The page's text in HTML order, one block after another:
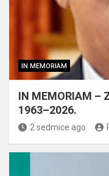
IN MEMORIAM
IN MEMORIAM –
1963–2026.
2 sedmice ago